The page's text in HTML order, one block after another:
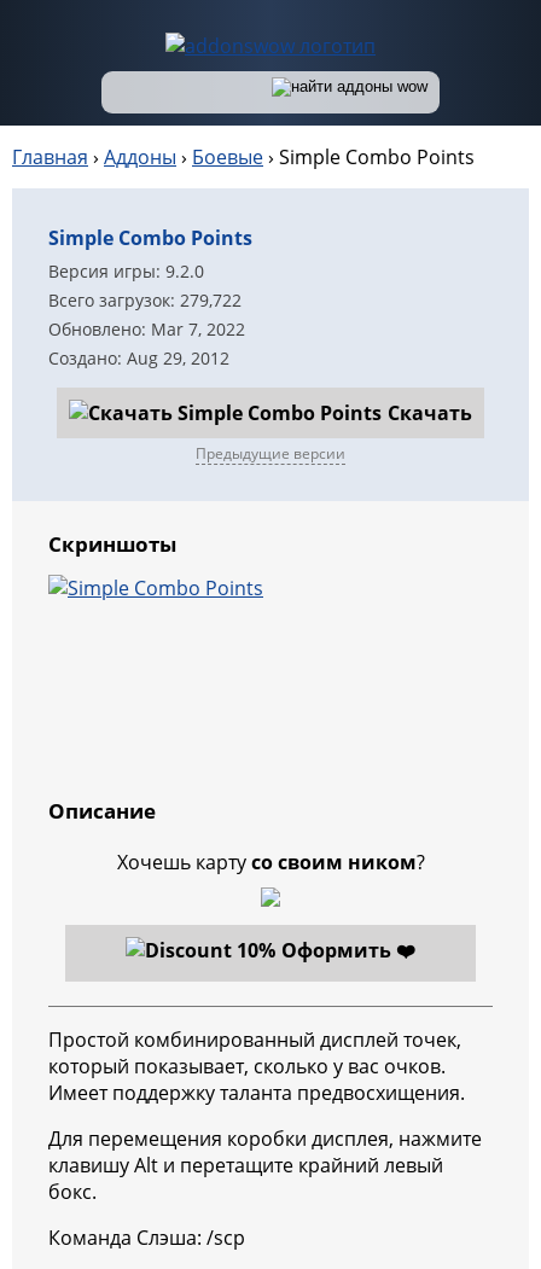
Главная › Аддоны › Боевые› Simple Combo Points
Simple Combo Points
Версия игры: 9.2.0
Всего загрузок: 279,722
Обновлено: Mar 7, 2022
Создано: Aug 29, 2012
Скачать
Предыдущие версии
Скриншоты
Описание
Хочешь картусо своим ником?
Оформить ❤️
Простой комбинированный дисплей точек,
который показывает, сколько у вас очков.
Имеет поддержку таланта предвосхищения.
Для перемещения коробки дисплея, нажмите
клавишу Alt и перетащите крайний левый
бокс.
Команда Слэша: /scp